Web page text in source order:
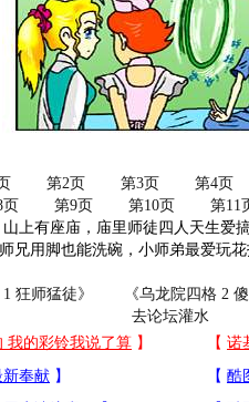
第2页 第3页
第4页
页 第9页 第10页
第11
有座庙，庙里师徒四人天生爱搞
兄用脚也能洗碗，小师弟最爱玩
狂师猛徒》
《乌龙院四格 2
去论坛灌水